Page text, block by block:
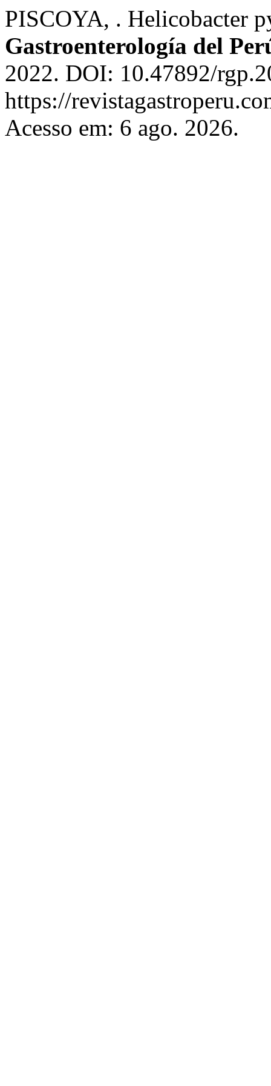
PISCOYA, . Helicobacter
Gastroenterología del
2022. DOI: 10.47892/
https://
Acesso em: 6 ago. 2026.